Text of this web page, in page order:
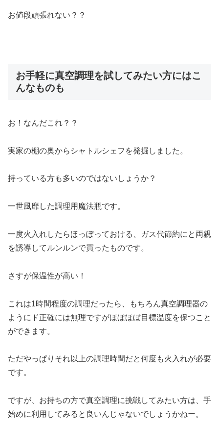
お値段頑張れない？？
お手軽に真空調理を試してみたい方にはこ
んなものも
お！なんだこれ？？
実家の棚の奥からシャトルシェフを発掘しました。
持っている方も多いのではないしょうか？
一世風靡した調理用魔法瓶です。
一度火入れしたらほっぽっておける、ガス代節約にと両親
を誘導してルンルンで買ったものです。
さすが保温性が高い！
これは1時間程度の調理だったら、もちろん真空調理器の
ようにド正確には無理ですがほぼほぼ目標温度を保つこと
ができます。
ただやっぱりそれ以上の調理時間だと何度も火入れが必要
です。
ですが、お持ちの方で真空調理に挑戦してみたい方は、手
始めに利用してみると良いんじゃないでしょうかねー。